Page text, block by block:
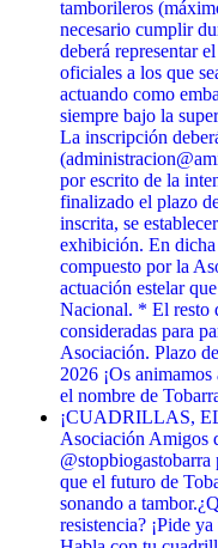
tamborileros
necesario cumplir
deberá representar
oficiales a los que
actuando como
siempre bajo la
La inscripción
por escrito de la
finalizado el plazo
inscrita, se
exhibición. En
compuesto por la
actuación estelar
Nacional. * El resto
consideradas para
Asociación. Plazo
2026 ¡Os
el nombre de
¡CUADRILLAS,
Asociación Amigos
que el futuro de
sonando a tambor.
resistencia? ¡Pide